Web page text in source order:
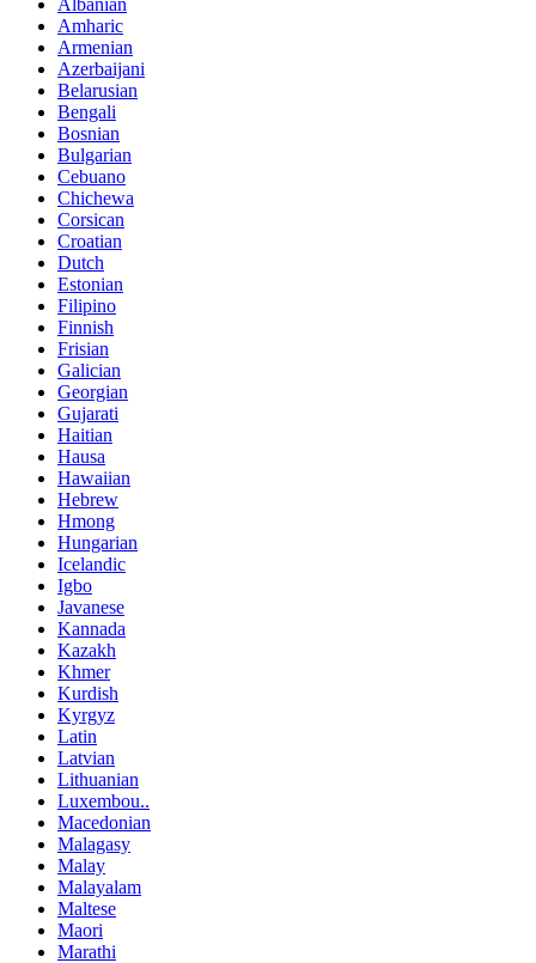
Albanian
Amharic
Armenian
Azerbaijani
Belarusian
Bengali
Bosnian
Bulgarian
Cebuano
Chichewa
Corsican
Croatian
Dutch
Estonian
Filipino
Finnish
Frisian
Galician
Georgian
Gujarati
Haitian
Hausa
Hawaiian
Hebrew
Hmong
Hungarian
Icelandic
Igbo
Javanese
Kannada
Kazakh
Khmer
Kurdish
Kyrgyz
Latin
Latvian
Lithuanian
Luxembou..
Macedonian
Malagasy
Malay
Malayalam
Maltese
Maori
Marathi